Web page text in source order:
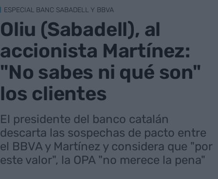
ESPECIAL BANC SABADELL Y BBVA
Oliu (Sabadell), al
accionista Martínez:
"No sabes ni qué son"
los clientes
El presidente del banco catalán
descarta las sospechas de pacto entre
el BBVA y Martínez y considera que "por
este valor", la OPA "no merece la pena"